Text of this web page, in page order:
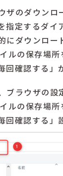
のダウンロ
指定するダ
ダウンロー
ルの保存場所
回確認する」
ラウザの設
ルの保存場所
回確認する」